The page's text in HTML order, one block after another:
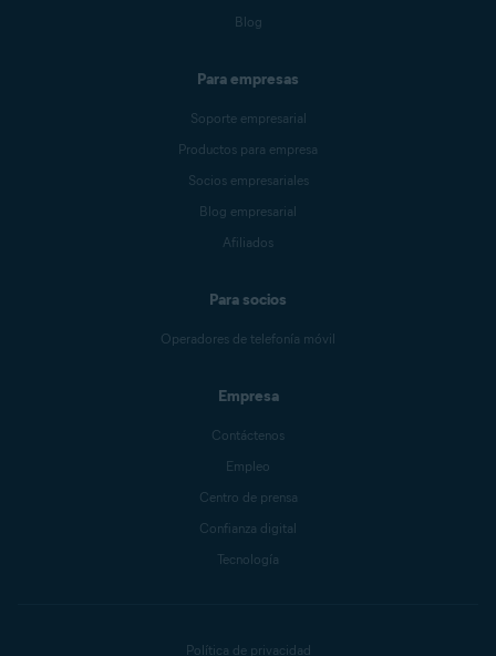
Blog
Para empresas
Soporte empresarial
Productos para empresa
Socios empresariales
Blog empresarial
Afiliados
Para socios
Operadores de telefonía móvil
Empresa
Contáctenos
Empleo
Centro de prensa
Confianza digital
Tecnología
Política de privacidad